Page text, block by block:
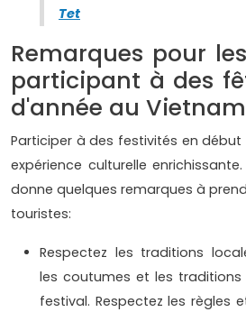
Tet
Remarques pour
participant à des
d'année au Vietnam
Participer à des festivités en
expérience culturelle
donne quelques remarques à
touristes:
Respectez les traditions
les coutumes et les
festival. Respectez les règles